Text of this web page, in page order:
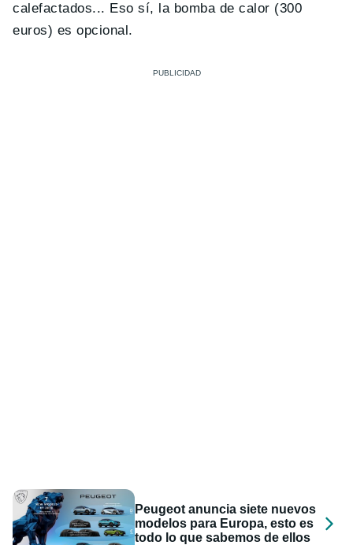
calefactados... Eso sí, la bomba de calor (300
euros) es opcional.
Peugeot anuncia siete nuevos
modelos para Europa, esto es
todo lo que sabemos de ellos